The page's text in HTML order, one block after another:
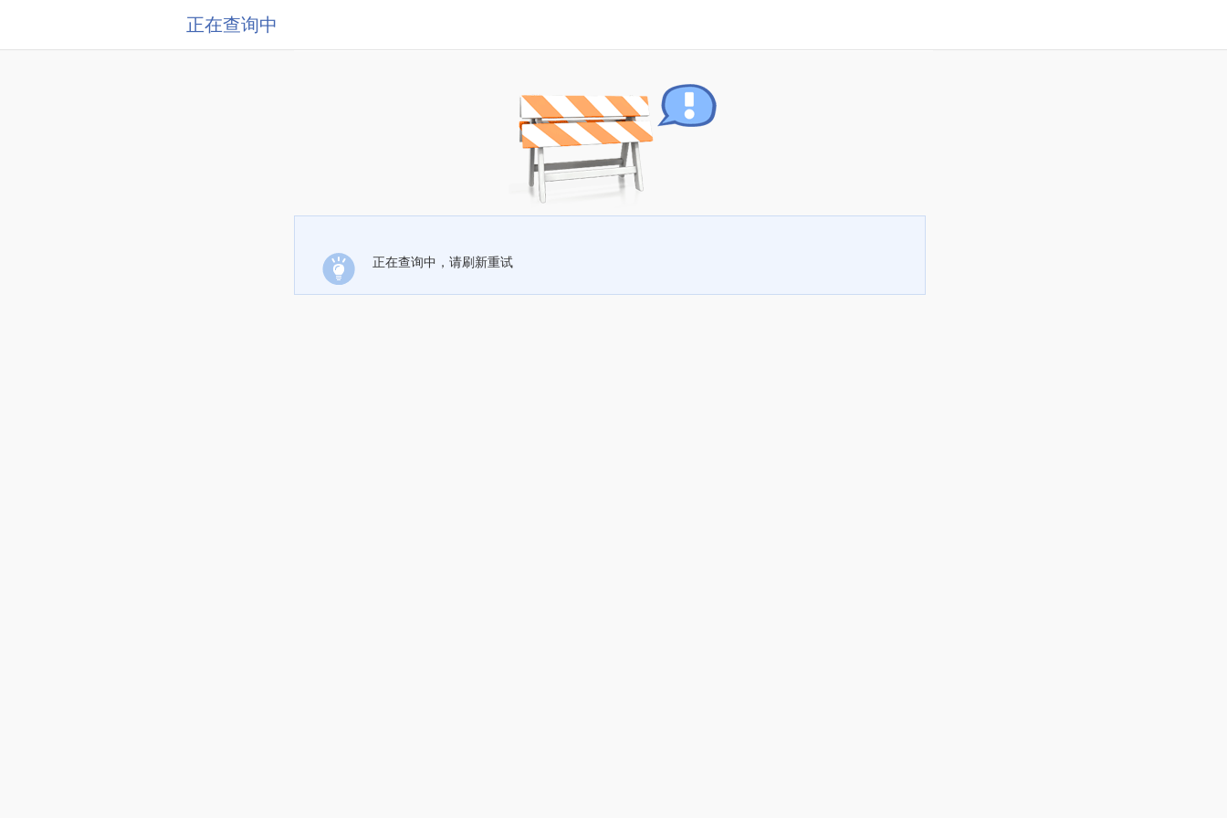
正在查询中
正在查询中，请刷新重试